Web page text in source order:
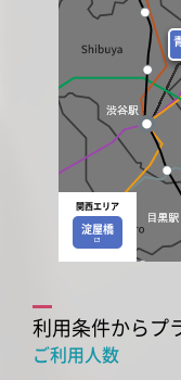
関西エリア
淀屋橋
利用条件からプ
ご利用人数